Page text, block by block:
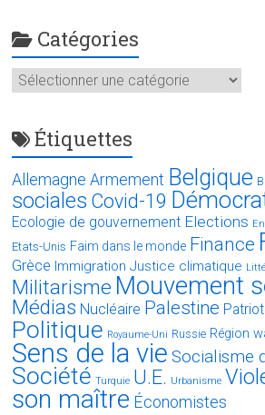
Catégories
Catégories
Étiquettes
Allemagne Armement Belgique
sociales Covid-19
Ecologie de gouvernement Elections
Etats-Unis Faim dans le monde Finance
Grèce Immigration Justice climatique
Militarisme Mouvement
Médias Nucléaire Palestine
Politique Royaume-Uni Russie Région
Sens de la vie Socialisme
Société Turquie U.E. Urbanisme
son maître Économistes